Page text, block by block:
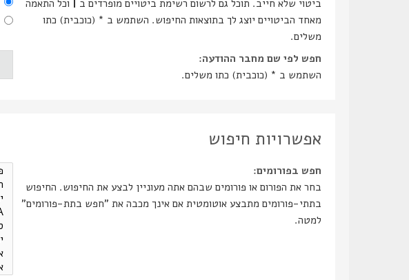
ביטוי שלא חייב. תוכל גם לרשום רשימת ביטויים מופרדים ב | וכל התאמה
מאחד הביטויים יוצג לך בתוצאות החיפוש. השתמש ב * (כוכבית) כתו
משלים.
חפש לפי שם מחבר ההודעה:
השתמש ב * (כוכבית) כתו משלים.
אפשרויות חיפוש
חפש בפורומים:
בחר את הפורום או פורומים שבהם אתה מעוניין לבצע את החיפוש. החיפוש
בתתי-פורומים מתבצע אוטומטית אם אינך מכבה את "חפש בתת-פורומים"
למטה.